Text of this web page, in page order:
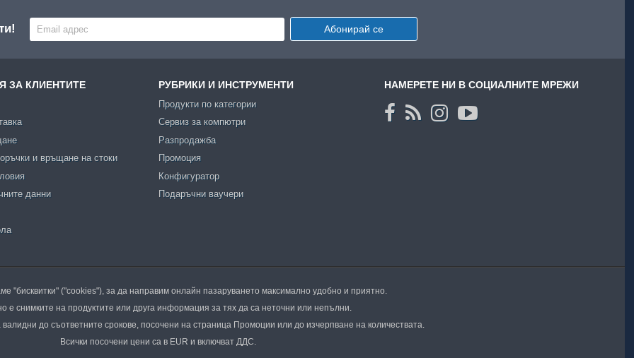
Абонирай се
ЗА КЛИЕНТИТЕ
и връщане на стоки
данни
РУБРИКИ И ИНСТРУМЕНТИ
Продукти по категории
Сервиз за компютри
Разпродажба
Промоция
Конфигуратор
Подаръчни ваучери
НАМЕРЕТЕ НИ В СОЦИАЛНИТЕ МРЕЖИ
"бисквитки" ("cookies"), за да направим онлайн пазаруването максимално удобно и приятно.
е снимките на продуктите или друга информация за тях да са неточни или непълни.
до съответните срокове, посочени на страница Промоции или до изчерпване на количествата.
Всички посочени цени са в EUR и включват ДДС.